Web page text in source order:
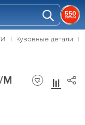
Кузовные детали
М